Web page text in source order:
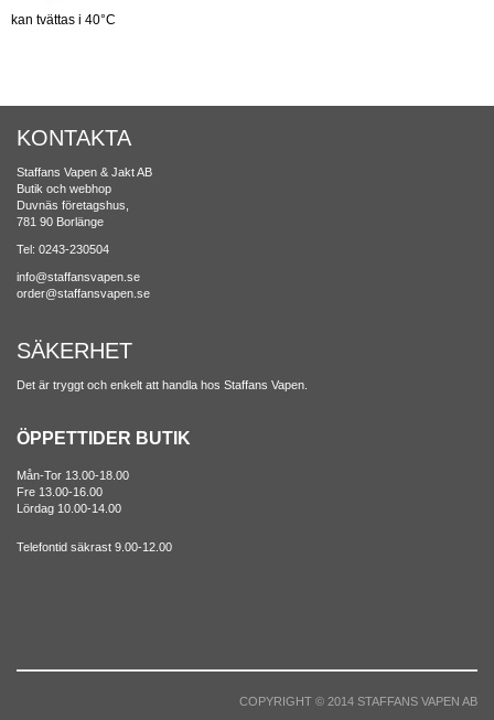
kan tvättas i 40°C
KONTAKTA
Staffans Vapen & Jakt AB
Butik och webhop
Duvnäs företagshus,
781 90 Borlänge
Tel: 0243-230504
info@staffansvapen.se
order@staffansvapen.se
SÄKERHET
Det är tryggt och enkelt att handla hos Staffans Vapen.
ÖPPETTIDER BUTIK
Mån-Tor 13.00-18.00
Fre 13.00-16.00
Lördag 10.00-14.00
Telefontid säkrast 9.00-12.00
COPYRIGHT © 2014 STAFFANS VAPEN AB